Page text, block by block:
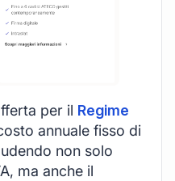
per il Regime
annuale fisso di
non solo
ma anche il